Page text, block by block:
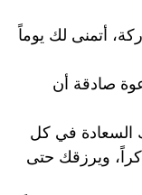
أتمنى لك يوماً
صادقة أن
السعادة في كل
ويرزقك حتى